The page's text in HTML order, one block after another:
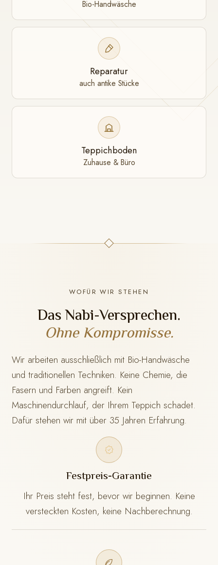
Bio-Handwäsche
Reparatur
auch antike Stücke
Teppichboden
Zuhause & Büro
WOFÜR WIR STEHEN
Das Nabi-Versprechen.
Ohne Kompromisse.
Wir arbeiten ausschließlich mit Bio-Handwäsche
und traditionellen Techniken. Keine Chemie, die
Fasern und Farben angreift. Kein
Maschinendurchlauf, der Ihrem Teppich schadet.
Dafür stehen wir mit über 35 Jahren Erfahrung.
Festpreis-Garantie
Ihr Preis steht fest, bevor wir beginnen. Keine
versteckten Kosten, keine Nachberechnung.